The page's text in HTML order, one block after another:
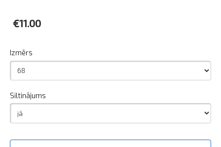
€11.00
Izmērs
Siltinājums